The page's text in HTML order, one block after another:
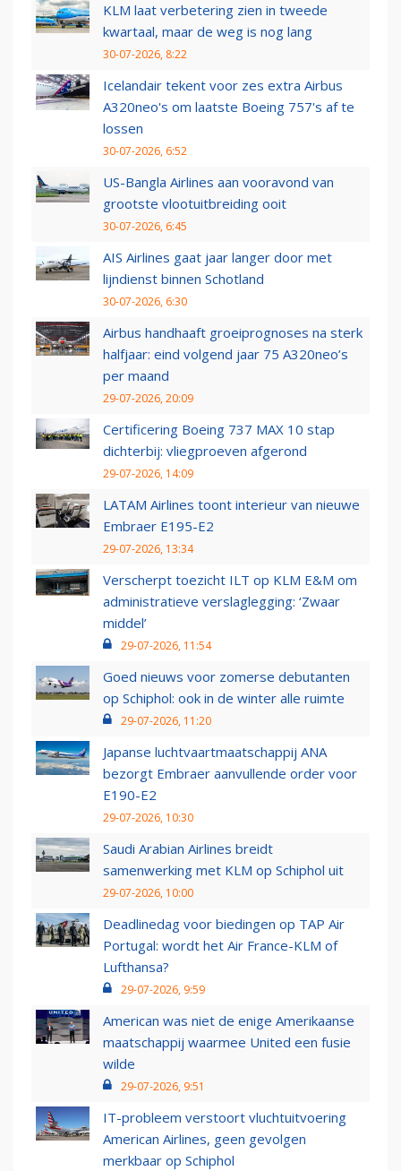
KLM laat verbetering zien in tweede
kwartaal, maar de weg is nog lang
30-07-2026, 8:22
Icelandair tekent voor zes extra Airbus
A320neo's om laatste Boeing 757's af te
lossen
30-07-2026, 6:52
US-Bangla Airlines aan vooravond van
grootste vlootuitbreiding ooit
30-07-2026, 6:45
AIS Airlines gaat jaar langer door met
lijndienst binnen Schotland
30-07-2026, 6:30
Airbus handhaaft groeiprognoses na sterk
halfjaar: eind volgend jaar 75 A320neo’s
per maand
29-07-2026, 20:09
Certificering Boeing 737 MAX 10 stap
dichterbij: vliegproeven afgerond
29-07-2026, 14:09
LATAM Airlines toont interieur van nieuwe
Embraer E195-E2
29-07-2026, 13:34
Verscherpt toezicht ILT op KLM E&M om
administratieve verslaglegging: ‘Zwaar
middel’
29-07-2026, 11:54
Goed nieuws voor zomerse debutanten
op Schiphol: ook in de winter alle ruimte
29-07-2026, 11:20
Japanse luchtvaartmaatschappij ANA
bezorgt Embraer aanvullende order voor
E190-E2
29-07-2026, 10:30
Saudi Arabian Airlines breidt
samenwerking met KLM op Schiphol uit
29-07-2026, 10:00
Deadlinedag voor biedingen op TAP Air
Portugal: wordt het Air France-KLM of
Lufthansa?
29-07-2026, 9:59
American was niet de enige Amerikaanse
maatschappij waarmee United een fusie
wilde
29-07-2026, 9:51
IT-probleem verstoort vluchtuitvoering
American Airlines, geen gevolgen
merkbaar op Schiphol